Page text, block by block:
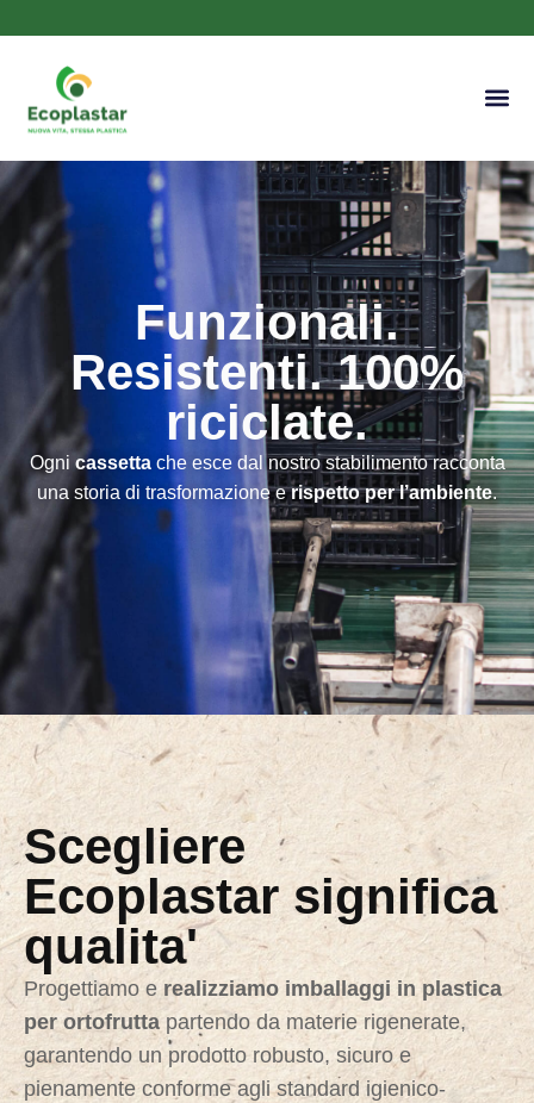
Funzionali.
Resistenti. 100%
riciclate.
Ogni cassettache esce dal nostro stabilimento racconta
una storia di trasformazione erispetto per l’ambiente.
Scegliere
Ecoplastar significa
qualita'
Progettiamo erealizziamo imballaggi in plastica
per ortofrutta partendo da materie rigenerate,
garantendo un prodotto robusto, sicuro e
pienamente conforme agli standard igienico-